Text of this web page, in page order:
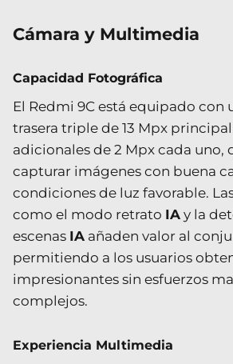
Cámara y Multimedia
Capacidad Fotográfica
El Redmi 9C está equipado con
trasera triple de 13 Mpx
adicionales de 2 Mpx cada uno,
capturar imágenes con buena
condiciones de luz favorable.
como el modo retrato IA y la
escenas IA añaden valor al
permitiendo a los usuarios
impresionantes sin esfuerzos
complejos.
Experiencia Multimedia